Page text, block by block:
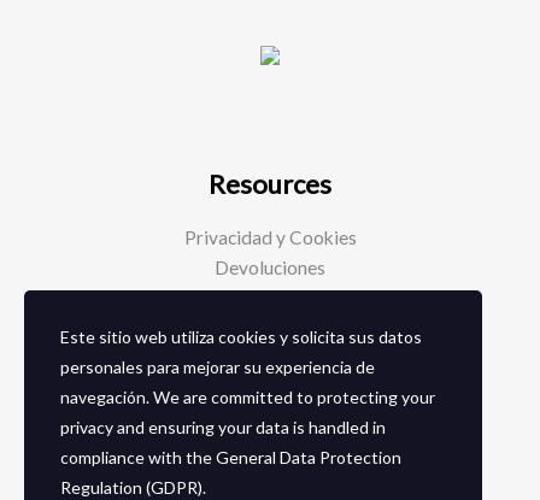
Resources
Privacidad y Cookies
Devoluciones
Social Media
Facebook
Instagram
Este sitio web utiliza cookies y solicita sus datos
personales para mejorar su experiencia de
navegación. We are committed to protecting your
privacy and ensuring your data is handled in
compliance with theGeneral Data Protection
Regulation (GDPR).